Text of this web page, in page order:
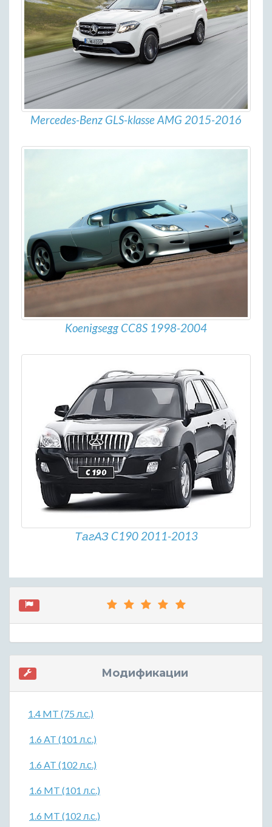
Mercedes-Benz GLS-klasse AMG 2015-2016
Koenigsegg CC8S 1998-2004
ТагАЗ C190 2011-2013
Модификации
1.4 MT (75 л.с.)
1.6 AT (101 л.с.)
1.6 AT (102 л.с.)
1.6 MT (101 л.с.)
1.6 MT (102 л.с.)